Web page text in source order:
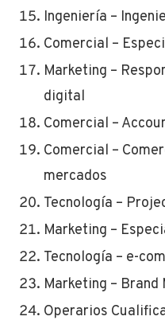
Ingeniería –
Comercial –
Marketing –
digital
Comercial –
Comercial –
mercados
Tecnología –
Marketing –
Tecnología – e-
Marketing – Brand
Operarios